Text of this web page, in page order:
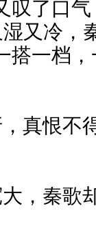
叹了口
又冷，
搭一档
真恨不
，秦歌